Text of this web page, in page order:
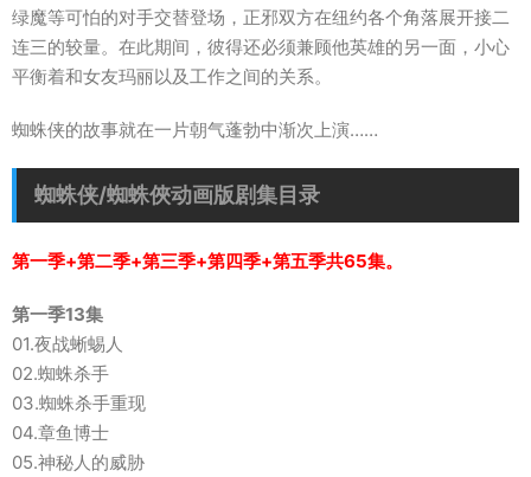
绿魔等可怕的对手交替登场，正邪双方在纽约各个角落展开接二
连三的较量。在此期间，彼得还必须兼顾他英雄的另一面，小心
平衡着和女友玛丽以及工作之间的关系。
蜘蛛侠的故事就在一片朝气蓬勃中渐次上演……
蜘蛛侠/蜘蛛俠动画版剧集目录
第一季+第二季+第三季+第四季+第五季共65集。
第一季13集
01.夜战蜥蜴人
02.蜘蛛杀手
03.蜘蛛杀手重现
04.章鱼博士
05.神秘人的威胁